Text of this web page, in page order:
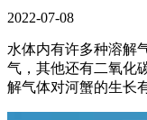
2022-07-08
水体内有许多种溶解
气，其他还有二氧化
解气体对河蟹的生长